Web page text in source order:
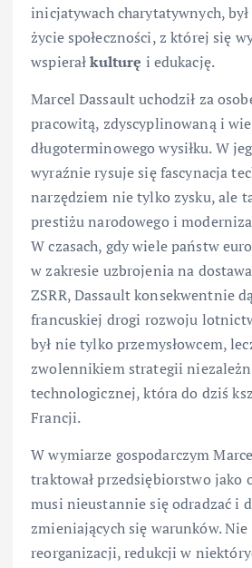
inicjatywach charytatywnych,
życie społeczności, z której się
wspierałkulturę i edukację.
Marcel Dassault uchodził za
pracowitą, zdyscyplinowaną i
długoterminowego wysiłku. W
wyraźnie rysuje się fascynacja
narzędziem nie tylko zysku, ale
prestiżu narodowego i
W czasach, gdy wiele państw
w zakresie uzbrojenia na
ZSRR, Dassault konsekwentnie
francuskiej drogi rozwoju
był nie tylko przemysłowcem,
zwolennikiem strategii
technologicznej, która do dziś
Francji.
W wymiarze gospodarczym
traktował przedsiębiorstwo jako
musi nieustannie się odradzać i
zmieniających się warunków. Nie
reorganizacji, redukcji w